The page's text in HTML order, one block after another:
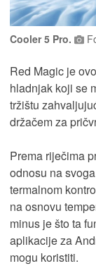
Cooler 5 Pro.
Red Magic je
hladnjak koji se
tržištu
držačem za
Prema riječima
odnosu na
termalnom
na osnovu
minus je što ta
aplikacije za
mogu koristiti.